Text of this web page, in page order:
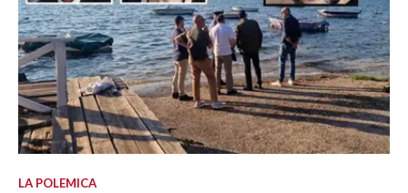
LA POLEMICA